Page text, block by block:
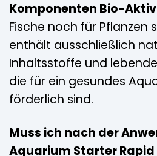
Komponenten Bio-
Fische noch für Pflanzen
enthält ausschließlich
Inhaltsstoffe und
die für ein gesundes
förderlich sind.
Muss ich nach der
Aquarium Starter Rapid